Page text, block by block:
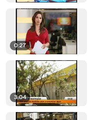
0:27
3:04